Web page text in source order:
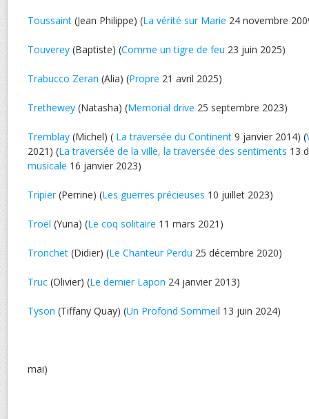
Toussaint (Jean Philippe) (La vérité sur Marie 24 novembre
Touverey (Baptiste) (Comme un tigre de feu 23 juin 2025)
Trabucco Zeran (Alia) (Propre 21 avril 2025)
Trethewey (Natasha) (Memorial drive 25 septembre 2023)
Tremblay (Michel) ( La traversée du Continent 9 janvier 2014) (
2021) (La traversée de la ville, la traversée des sentiments 13
musicale 16 janvier 2023)
Tripier(Perrine) (Les guerres précieuses 10 juillet 2023)
Troël (Yuna) (Le coq solitaire 11 mars 2021)
Tronchet (Didier) (Le Chanteur Perdu 25 décembre 2020)
Truc (Olivier) (Le dernier Lapon 24 janvier 2013)
Tyson (Tiffany Quay) (Un Profond Sommeil 13 juin 2024)
mai)